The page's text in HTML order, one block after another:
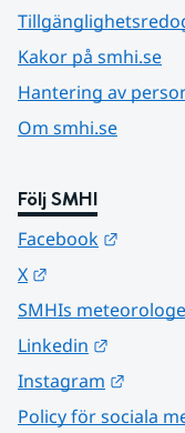
Kakor på smhi.se
Hantering av
Om smhi.se
Följ SMHI
Facebook
X
SMHIs
Linkedin
Instagram
Policy för sociala